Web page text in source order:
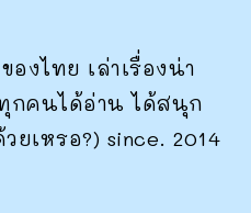
องไทย เล่าเรื่องน่า
กคนได้อ่าน ได้สนุก
ยเหรอ?) since. 2014